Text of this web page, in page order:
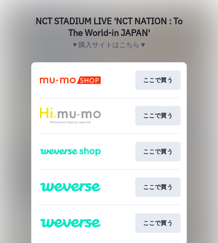
NCT STADIUM LIVE 'NCT NATION : To
The World-in JAPAN'
▼購入サイトはこちら▼
ここで買う
ここで買う
ここで買う
ここで買う
ここで買う